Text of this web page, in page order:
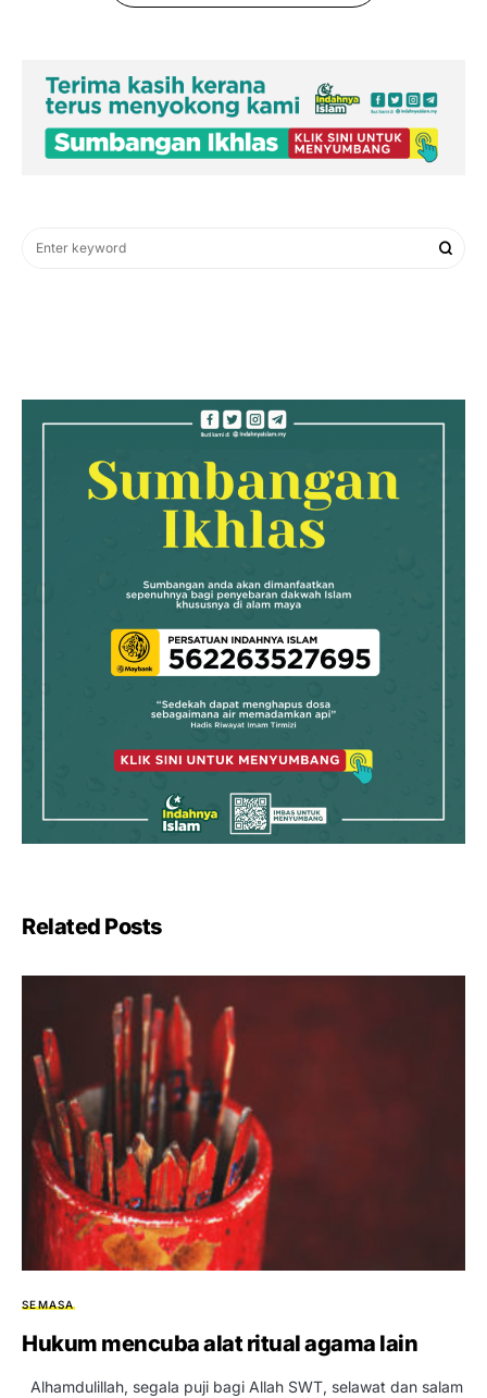
Related Posts
SEMASA
Hukum mencuba alat ritual agama lain
Alhamdulillah, segala puji bagi Allah SWT, selawat dan salam